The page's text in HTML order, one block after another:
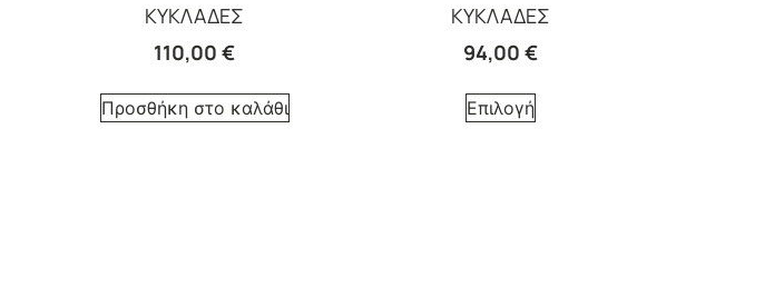
ΚΥΚΛΑΔΕΣ
110,00€
Προσθήκη στο καλάθι
ΚΥΚΛΑΔΕΣ
94,00€
Επιλογή